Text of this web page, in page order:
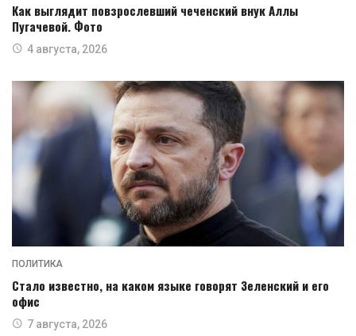
Как выглядит повзрослевший чеченский внук Аллы
Пугачевой. Фото
4 августа, 2026
ПОЛИТИКА
Стало известно, на каком языке говорят Зеленский и его
офис
7 августа, 2026